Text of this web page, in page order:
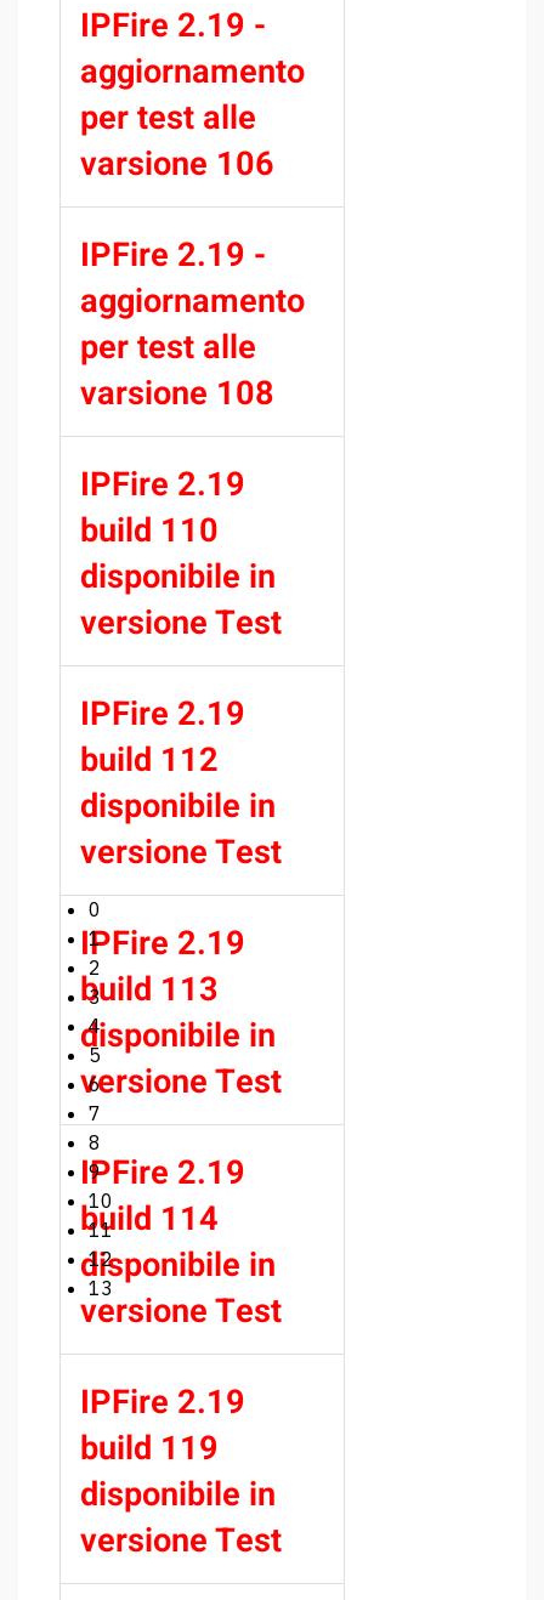
0
1
2
3
4
5
6
7
8
9
10
11
12
13
IPFire 2.19 -
aggiornamento
per test alle
varsione 106
IPFire 2.19 -
aggiornamento
per test alle
varsione 108
IPFire 2.19
build 110
disponibile in
versione Test
IPFire 2.19
build 112
disponibile in
versione Test
IPFire 2.19
build 113
disponibile in
versione Test
IPFire 2.19
build 114
disponibile in
versione Test
IPFire 2.19
build 119
disponibile in
versione Test